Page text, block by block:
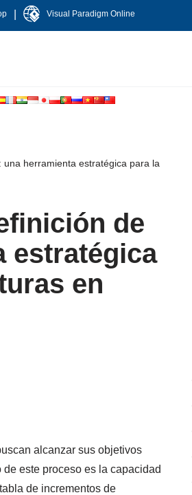
Visual Paradigm Online
herramienta estratégica para la
de
estratégica
en
alcanzar sus objetivos
este proceso es la capacidad
de incrementos de